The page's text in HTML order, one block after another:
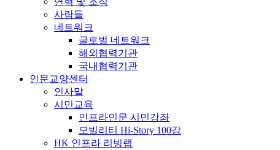
사람들
네트워크
글로벌 네트워크
해외협력기관
국내협력기관
인문교양센터
인사말
시민교육
인프라인문 시민강좌
모빌리티 Hi-Story 100강
HK 인프라 리빙랩